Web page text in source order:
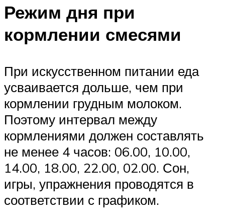
Режим дня при
кормлении смесями
При искусственном питании еда
усваивается дольше, чем при
кормлении грудным молоком.
Поэтому интервал между
кормлениями должен составлять
не менее 4 часов: 06.00, 10.00,
14.00, 18.00, 22.00, 02.00. Сон,
игры, упражнения проводятся в
соответствии с графиком.